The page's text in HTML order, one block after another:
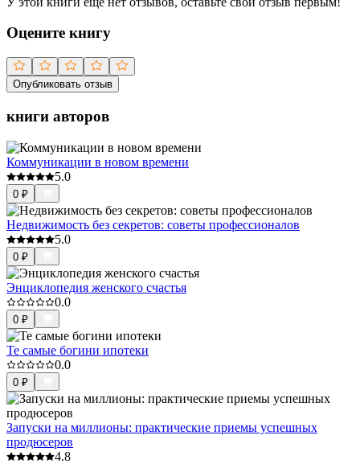
Оцените книгу
Опубликовать отзыв
книги авторов
Коммуникации в новом времени
5.0
0 ₽
Недвижимость без секретов: советы профессионалов
5.0
0 ₽
Энциклопедия женского счастья
0.0
0 ₽
Те самые богини ипотеки
0.0
0 ₽
Запуски на миллионы: практические приемы успешных
продюсеров
4.8